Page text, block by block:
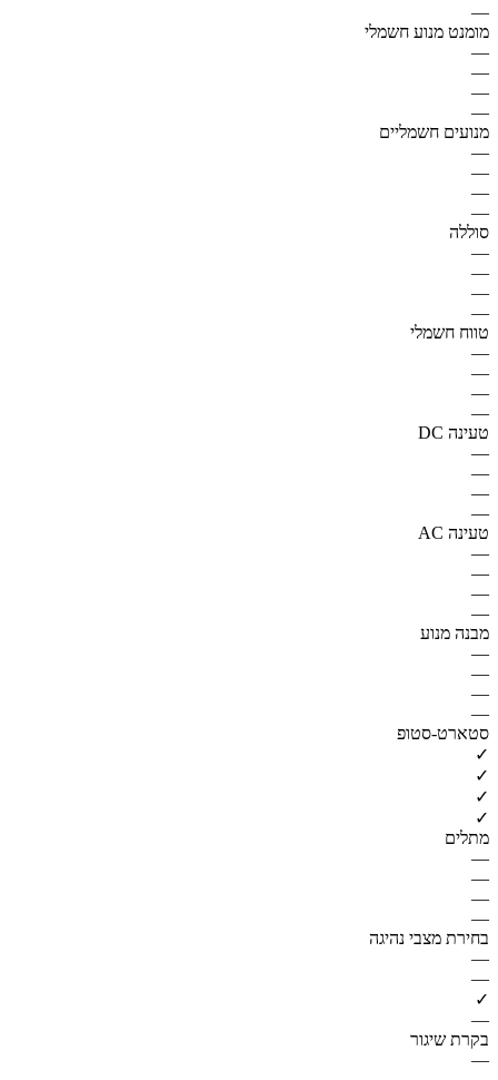
—
מומנט מנוע חשמלי
—
—
—
—
מנועים חשמליים
—
—
—
—
סוללה
—
—
—
—
טווח חשמלי
—
—
—
—
טעינה DC
—
—
—
—
טעינה AC
—
—
—
—
מבנה מנוע
—
—
—
—
סטארט-סטופ
✓
✓
✓
✓
מתלים
—
—
—
—
בחירת מצבי נהיגה
—
—
✓
—
בקרת שיגור
—